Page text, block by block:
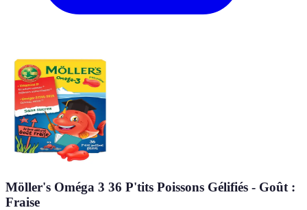
Möller's Oméga 3 36 P'tits Poissons Gélifiés - Goût :
Fraise